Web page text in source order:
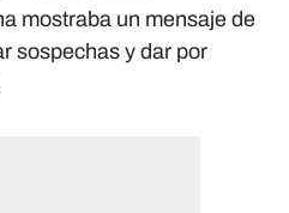
mostraba un mensaje de
sospechas y dar por